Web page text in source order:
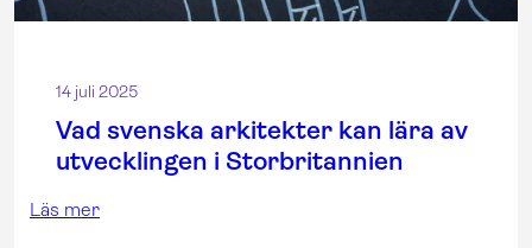
14 juli 2025
Vad svenska arkitekter kan lära av
utvecklingen i Storbritannien
Läs mer